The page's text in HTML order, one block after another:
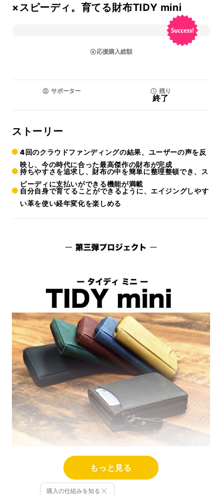
×スピーディ。育てる財布TIDY mini
応援購入総額
サポーター 残り
終了
ストーリー
4回のクラウドファンディングの結果、ユーザーの声を反
映し、今の時代に合った最高傑作の財布が完成
持ちやすさを追求し、財布の中を簡単に整理整頓でき、ス
ピーディに支払いができる機能が満載
自分自身で育てることができるように、 エイジングしやす
い革を使い経年変化を楽しめる
もっと見る
購入の仕組みを知る